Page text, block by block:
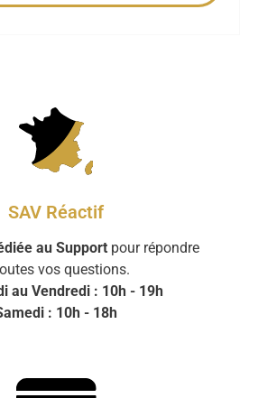
SAV Réactif
au Support pour répondre
vos questions.
au Vendredi : 10h - 19h
: 10h - 18h